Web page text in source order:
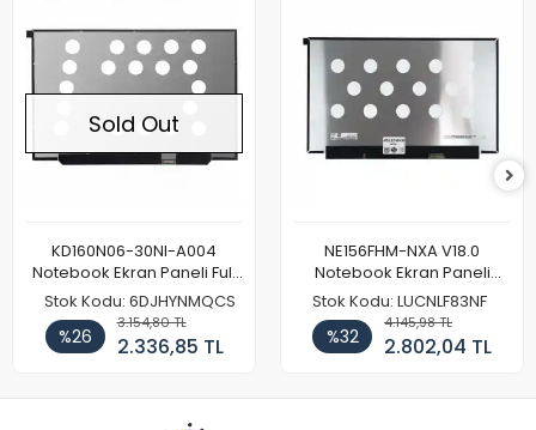
Sold Out
KD160N06-30NI-A004
Notebook Ekran Paneli Full
HD
Stok Kodu: 6DJHYNMQCS
%26
3.154,80 TL
2.336,85 TL
NE156FHM-NXA V18.0
Notebook Ekran Paneli
144Hz
Stok Kodu: LUCNLF83NF
%32
4.145,98 TL
2.802,04 TL